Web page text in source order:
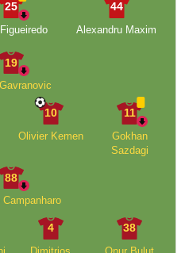
25
44
Alexandru Maxim
19
10
Olivier Kemen
11
Gokhan
Sazdagi
88
4
Dimitrios
38
Onur Bulut